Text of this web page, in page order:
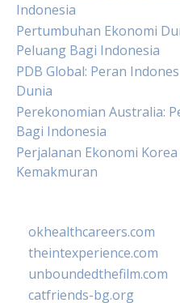
Indonesia
Pertumbuhan Ekonomi
Peluang Bagi Indonesia
PDB Global: Peran
Dunia
Perekonomian Australia:
Bagi Indonesia
Perjalanan Ekonomi
Kemakmuran
okhealthcareers.com
theintexperience.com
unboundedthefilm.com
catfriends-bg.org